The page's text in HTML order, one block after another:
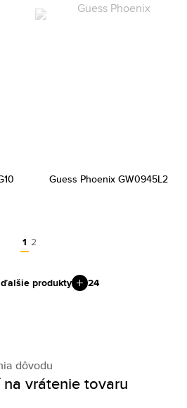
Guess Phoenix GW0945L2
1 2
produkty 24
dôvodu
vrátenie tovaru